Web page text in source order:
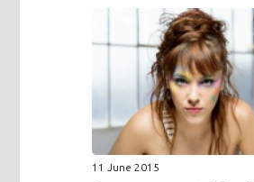
11 June 2015